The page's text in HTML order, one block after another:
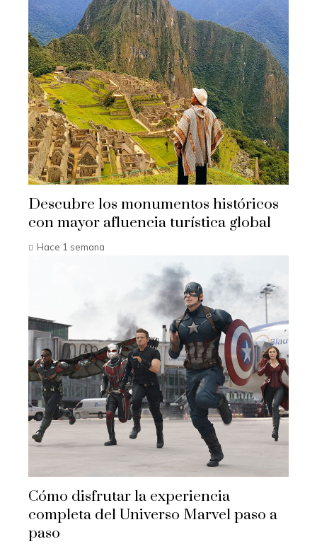
Descubre los monumentos históricos
con mayor afluencia turística global
Hace 1 semana
Cómo disfrutar la experiencia
completa del Universo Marvel paso a
paso